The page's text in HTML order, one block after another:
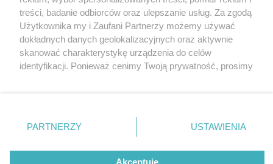
jednośladach udostępnianych w ramach
Metroroweru.
Wróć do artykułu:
Nie zapomnij
zapoznać się z:
polityką prywatności regulamin korzystania z portali
Twojemiasto
Piekary Śląskie
Chorzów
Tarnowskie Góry
Gliwice
Skontakuj sięz nami
Kontakt
Wydawca
Redakcja
treści, badanie odbiorców oraz ulepszanie usług. Za zgodą
Użytkownika my i Zaufani Partnerzy możemy używać
dokładnych danych geolokalizacyjnych oraz aktywnie
skanować charakterystykę urządzenia do celów
identyfikacji. Ponieważ cenimy Twoją prywatność, prosimy
prywatności znajdujący się w lewym dolnym rogu strony
. Niektóre rodzaje przetwarzania danych nie wymagają
zgody użytkownika, ale masz prawo sprzeciwić się
takiemu przetwarzaniu. Preferencje będą miały
PARTNERZY USTAWIENIA
Akceptuję